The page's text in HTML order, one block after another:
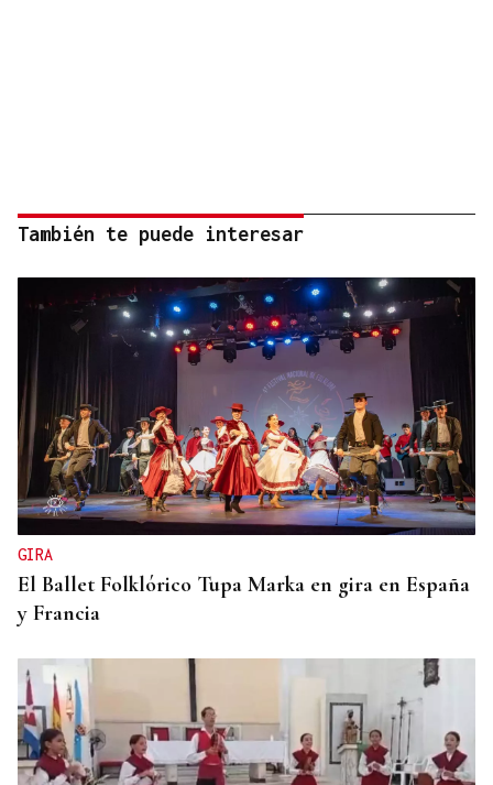
También te puede interesar
GIRA
El Ballet Folklórico Tupa Marka en gira en España
y Francia